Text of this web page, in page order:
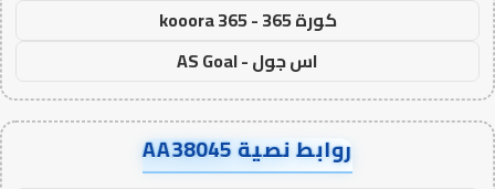
كورة 365 - kooora 365
اس جول - AS Goal
روابط نصية AA38045